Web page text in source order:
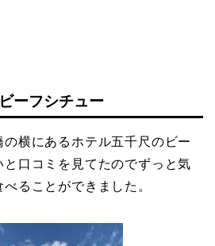
ーフシチュー
の横にあるホテル五千尺のビー
口コミを見てたのでずっと気
ることができました。